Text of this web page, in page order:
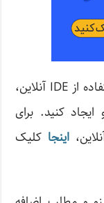
IDE آنلاین نیز فراهم شده است. برای استفاده از IDE آنلاین،
کنید. برای
اینجا کلیک